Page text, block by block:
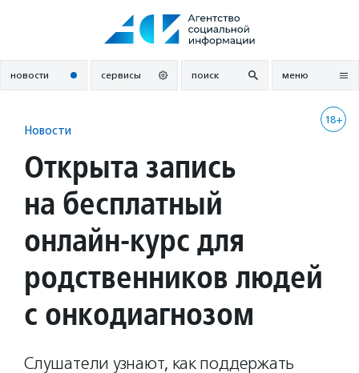
новости сервисы поиск меню
18+
Новости
Открыта запись
на бесплатный
онлайн-курс для
родственников людей
с онкодиагнозом
Слушатели узнают, как поддержать